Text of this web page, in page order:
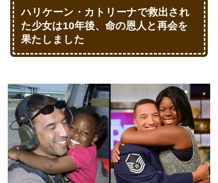
ハリケーン・カトリーナで救出され
た少女は10年後、命の恩人と再会を
果たしました